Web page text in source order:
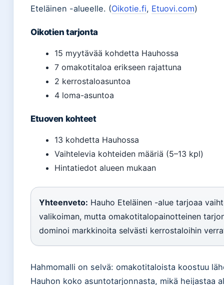
Eteläinen -alueelle. (Oikotie.fi, Etuovi.com)
Oikotien tarjonta
15 myytävää kohdetta Hauhossa
7 omakotitaloa erikseen rajattuna
2 kerrostaloasuntoa
4 loma-asuntoa
Etuoven kohteet
13 kohdetta Hauhossa
Vaihtelevia kohteiden määriä (5–13 kpl)
Hintatiedot alueen mukaan
Yhteenveto: Hauho Eteläinen -alue tarjoaa
valikoiman, mutta omakotitalopainotteinen
dominoi markkinoita selvästi kerrostaloihin
Hahmomalli on selvä: omakotitaloista koostuu
Hauhon koko asuntotarjonnasta, mikä heijastaa